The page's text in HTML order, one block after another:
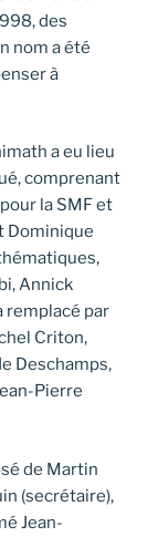
des
nom a été
à
a eu lieu
comprenant
la SMF et
Dominique
Annick
remplacé par
Criton,
Deschamps,
Pierre
de Martin
(secrétaire),
Jean-